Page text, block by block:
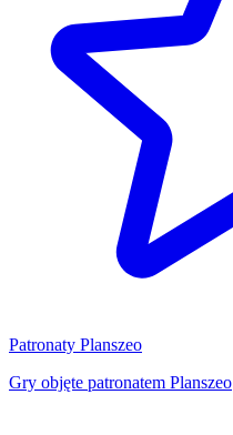
Patronaty Planszeo
Gry objęte patronatem Planszeo